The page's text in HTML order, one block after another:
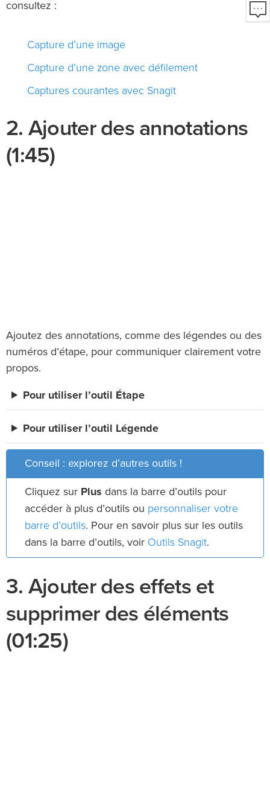
consultez :
Capture d’une image
Capture d’une zone avec défilement
Captures courantes avec Snagit
2. Ajouter des annotations
(1:45)
Ajoutez des annotations, comme des légendes ou des
numéros d’étape, pour communiquer clairement votre
propos.
Pour utiliser l’outil Étape
Pour utiliser l’outil Légende
Conseil : explorez d’autres outils !
Cliquez sur Plus dans la barre d’outils pour
accéder à plus d’outils ou personnaliser votre
barre d’outils. Pour en savoir plus sur les outils
dans la barre d’outils, voir Outils Snagit.
3. Ajouter des effets et
supprimer des éléments
(01:25)